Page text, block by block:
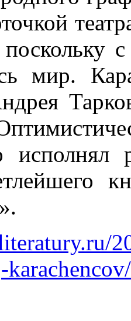
мир.
исполнял